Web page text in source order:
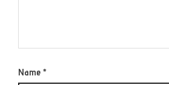
Name *